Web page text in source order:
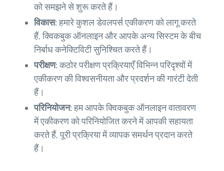
को समझने से शुरू करते हैं।
विकास:हमारे कुशल डेवलपर्स एकीकरण को लागू करते
हैं, क्विकबुक ऑनलाइन और आपके अन्य सिस्टम के बीच
निर्बाध कनेक्टिविटी सुनिश्चित करते हैं।
परीक्षण:कठोर परीक्षण प्रक्रियाएँ विभिन्न परिदृश्यों में
एकीकरण की विश्वसनीयता और प्रदर्शन की गारंटी देती
हैं।
परिनियोजन:हम आपके क्विकबुक ऑनलाइन वातावरण
में एकीकरण को परिनियोजित करने में आपकी सहायता
करते हैं, पूरी प्रक्रिया में व्यापक समर्थन प्रदान करते
हैं।